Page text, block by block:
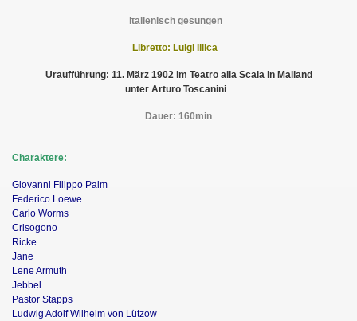
italienisch gesungen
Libretto: Luigi Illica
Uraufführung: 11. März 1902 im Teatro alla Scala in Mailand
unter Arturo Toscanini
Dauer: 160min
Charaktere:
Giovanni Filippo Palm
Federico Loewe
Carlo Worms
Crisogono
Ricke
Jane
Lene Armuth
Jebbel
Pastor Stapps
Ludwig Adolf Wilhelm von Lützow